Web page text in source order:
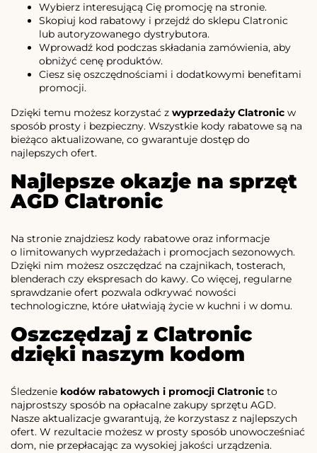
Wybierz interesującą Cię promocję na stronie.
Skopiuj kod rabatowy i przejdź do sklepu Clatronic
lub autoryzowanego dystrybutora.
Wprowadź kod podczas składania zamówienia, aby
obniżyć cenę produktów.
Ciesz się oszczędnościami i dodatkowymi benefitami
promocji.
Dzięki temu możesz korzystać z wyprzedaży Clatronic w
sposób prosty i bezpieczny. Wszystkie kody rabatowe są na
bieżąco aktualizowane, co gwarantuje dostęp do
najlepszych ofert.
Najlepsze okazje na sprzęt
AGD Clatronic
Na stronie znajdziesz kody rabatowe oraz informacje
o limitowanych wyprzedażach i promocjach sezonowych.
Dzięki nim możesz oszczędzać na czajnikach, tosterach,
blenderach czy ekspresach do kawy. Co więcej, regularne
sprawdzanie ofert pozwala odkrywać nowości
technologiczne, które ułatwiają życie w kuchni i w domu.
Oszczędzaj z Clatronic
dzięki naszym kodom
Śledzenie kodów rabatowych i promocji Clatronic to
najprostszy sposób na opłacalne zakupy sprzętu AGD.
Nasze aktualizacje gwarantują, że korzystasz z najlepszych
ofert. W rezultacie możesz w prosty sposób unowocześniać
dom, nie przepłacając za wysokiej jakości urządzenia.